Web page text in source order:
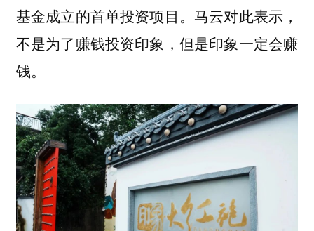
基金成立的首单投资项目。马云对此表示，
不是为了赚钱投资印象，但是印象一定会赚
钱。